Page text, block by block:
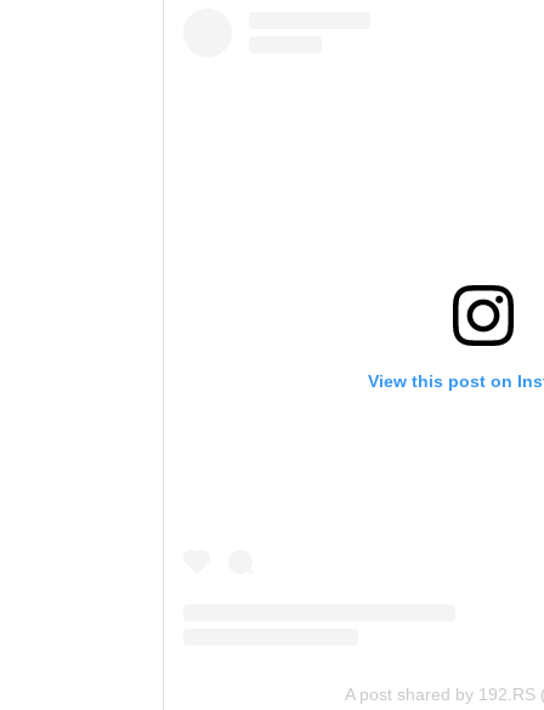
View this post on
A post shared by 192.RS